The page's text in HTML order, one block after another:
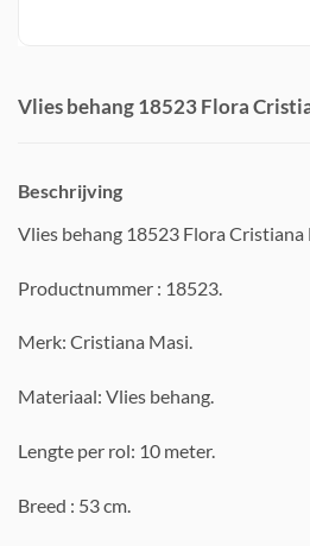
Vlies behang 18523 Flora
Beschrijving
Vlies behang 18523 Flora Cristiana
Productnummer : 18523.
Merk: Cristiana Masi.
Materiaal: Vlies behang.
Lengte per rol: 10 meter.
Breed : 53 cm.